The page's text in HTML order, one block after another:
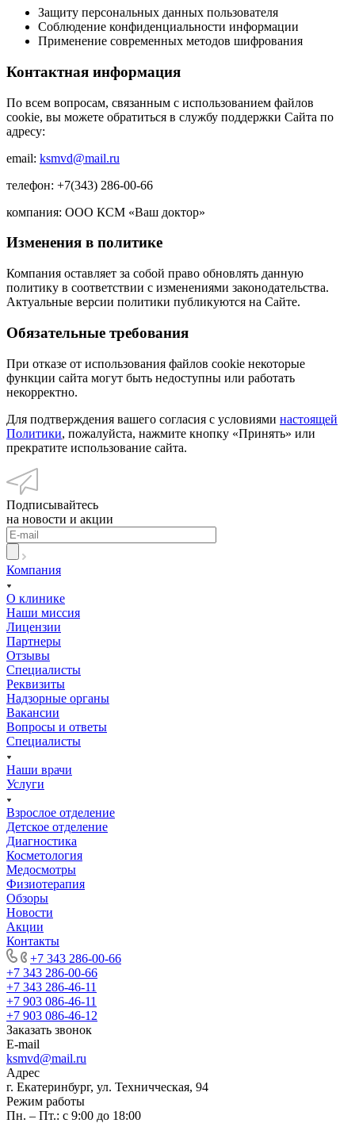
Защиту персональных данных пользователя
Соблюдение конфиденциальности информации
Применение современных методов шифрования
Контактная информация
По всем вопросам, связанным с использованием файлов
cookie, вы можете обратиться в службу поддержки Сайта по
адресу:
email: ksmvd@mail.ru
телефон: +7(343) 286-00-66
компания: ООО КСМ «Ваш доктор»
Изменения в политике
Компания оставляет за собой право обновлять данную
политику в соответствии с изменениями законодательства.
Актуальные версии политики публикуются на Сайте.
Обязательные требования
При отказе от использования файлов cookie некоторые
функции сайта могут быть недоступны или работать
некорректно.
Для подтверждения вашего согласия с условиями настоящей
Политики, пожалуйста, нажмите кнопку «Принять» или
прекратите использование сайта.
Подписывайтесь
на новости и акции
Компания
О клинике
Наши миссия
Лицензии
Партнеры
Отзывы
Специалисты
Реквизиты
Надзорные органы
Вакансии
Вопросы и ответы
Специалисты
Наши врачи
Услуги
Взрослое отделение
Детское отделение
Диагностика
Косметология
Медосмотры
Физиотерапия
Обзоры
Новости
Акции
Контакты
+7 343 286-00-66
+7 343 286-00-66
+7 343 286-46-11
+7 903 086-46-11
+7 903 086-46-12
Заказать звонок
E-mail
ksmvd@mail.ru
Адрес
г. Екатеринбург, ул. Техничческая, 94
Режим работы
Пн. – Пт.: с 9:00 до 18:00